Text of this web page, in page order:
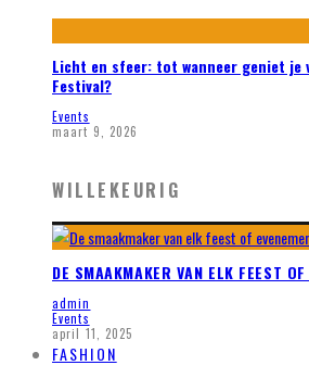
Licht en sfeer: tot wanneer geniet je
Festival?
Events
maart 9, 2026
WILLEKEURIG
DE SMAAKMAKER VAN ELK FEEST OF
admin
Events
april 11, 2025
FASHION